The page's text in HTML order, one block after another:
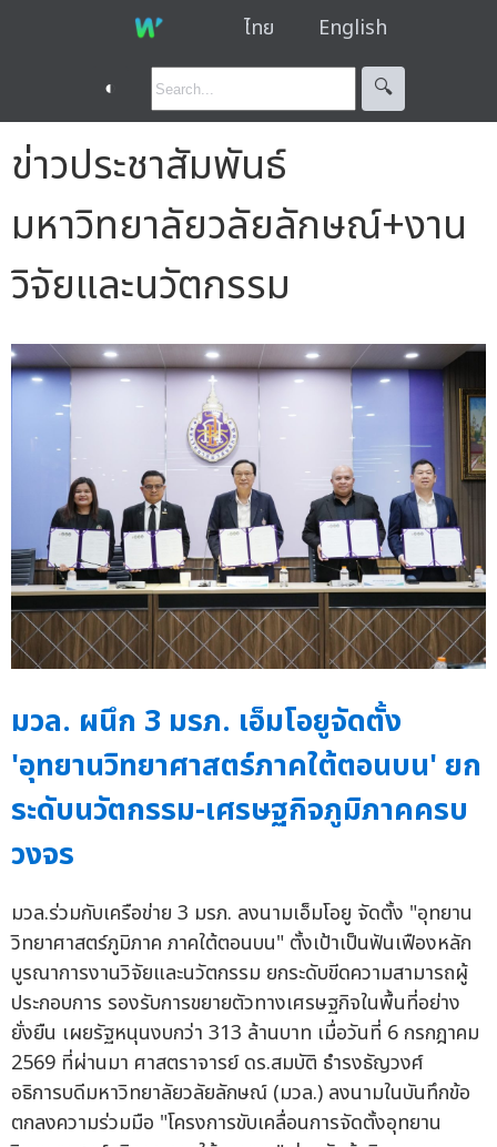
ไทย English
◐ 🔍︎
ข่าวประชาสัมพันธ์
มหาวิทยาลัยวลัยลักษณ์+งาน
วิจัยและนวัตกรรม
มวล. ผนึก 3 มรภ. เอ็มโอยูจัดตั้ง
'อุทยานวิทยาศาสตร์ภาคใต้ตอนบน' ยก
ระดับนวัตกรรม-เศรษฐกิจภูมิภาคครบ
วงจร
มวล.ร่วมกับเครือข่าย 3 มรภ. ลงนามเอ็มโอยู จัดตั้ง "อุทยาน
วิทยาศาสตร์ภูมิภาค ภาคใต้ตอนบน" ตั้งเป้าเป็นฟันเฟืองหลัก
บูรณาการงานวิจัยและนวัตกรรม ยกระดับขีดความสามารถผู้
ประกอบการ รองรับการขยายตัวทางเศรษฐกิจในพื้นที่อย่าง
ยั่งยืน เผยรัฐหนุนงบกว่า 313 ล้านบาท เมื่อวันที่ 6 กรกฎาคม
2569 ที่ผ่านมา ศาสตราจารย์ ดร.สมบัติ ธำรงธัญวงศ์
อธิการบดีมหาวิทยาลัยวลัยลักษณ์ (มวล.) ลงนามในบันทึกข้อ
ตกลงความร่วมมือ "โครงการขับเคลื่อนการจัดตั้งอุทยาน